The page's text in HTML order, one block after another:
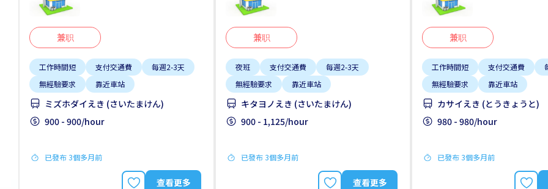
兼职
工作時間短 支付交通費
每週2-3天
無經驗要求
靠近車站
ミズホダイえき (さいたまけん)
900 - 900/hour
已發布 3個多月前
查看更多
兼职
夜班 支付交通費
每週2-3天
無經驗要求
靠近車站
キタヨノえき (さいたまけん)
900 - 1,125/hour
已發布 3個多月前
查看更多
兼职
工作時間短 支付交通費
無經驗要求
靠近車站
カサイえき (とうきょうと)
980 - 980/hour
已發布 3個多月前